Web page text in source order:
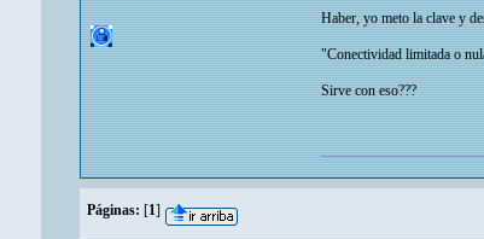
Haber, yo meto la clave y
"Conectividad limitada o
Sirve con eso???
Páginas: [1]